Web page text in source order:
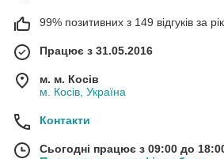
99% позитивних з 149 відгуків за рік
Працює з 31.05.2016
м. м. Косів
м. Косів, Україна
Контакти
Сьогодні працює з 09:00 до